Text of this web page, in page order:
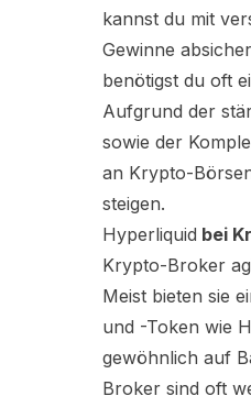
kannst du mit
Gewinne
benötigst du oft
Aufgrund der
sowie der
an Krypto-
steigen.
Hyperliquid bei
Krypto-Broker
Meist bieten sie
und -Token wie
gewöhnlich auf
Broker sind oft